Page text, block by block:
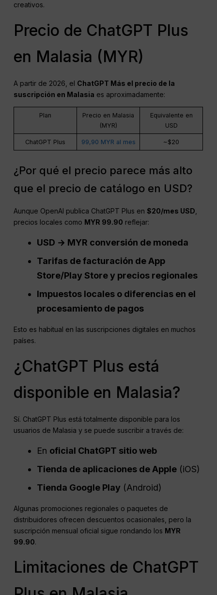
creativos.
Precio de ChatGPT Plus
en Malasia (MYR)
A partir de 2026, el ChatGPT Más el precio de la
suscripción en Malasia es aproximadamente:
Plan
Precio en Malasia
(MYR)
Equivalente en
USD
ChatGPT Plus 99,90 MYR al mes ~$20
¿Por qué el precio parece más alto
que el precio de catálogo en USD?
Aunque OpenAI publica ChatGPT Plus en$20/mes USD
precios locales como MYR 99.90 reflejar:
USD → MYR conversión de moneda
Tarifas de facturación de App
Store/Play Store y precios regionales
Impuestos locales o diferencias en el
procesamiento de pagos
Esto es habitual en las suscripciones digitales en muchos
países.
¿ChatGPT Plus está
disponible en Malasia?
Sí. ChatGPT Plus está totalmente disponible para los
usuarios de Malasia y se puede suscribir a través de:
En oficial ChatGPT sitio web
Tienda de aplicaciones de Apple (iOS)
Tienda Google Play (Android)
Algunas promociones regionales o paquetes de
distribuidores ofrecen descuentos ocasionales, pero la
suscripción mensual oficial sigue rondando los MYR
99.90.
Limitaciones de ChatGPT